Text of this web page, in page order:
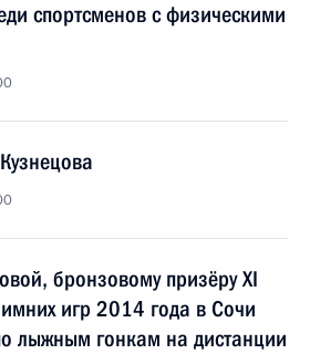
спортсменов с физическими
бронзовому призёру XI
игр 2014 года в Сочи
лыжным гонкам на дистанции